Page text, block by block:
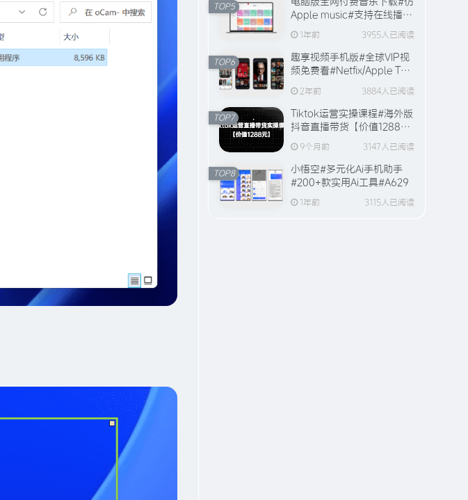
Apple music#支持在线播放
与缓存#A631
1年前 3955人已阅读
TOP5
趣享视频手机版#全球VIP视
频免费看#Netfix/Apple TV
源】
2年前 3884人已阅读
TOP6
Tiktok运营实操课程#海外版
抖音直播带货【价值1288
9个月前 3147人已阅读
TOP7
小悟空#多元化Ai手机助手
#200+款实用Ai工具#A629
1年前 3115人已阅读
TOP8